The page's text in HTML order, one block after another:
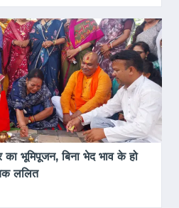
भूमिपूजन, बिना भेद भाव के हो
ललित